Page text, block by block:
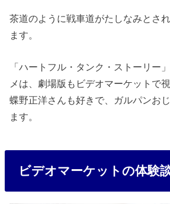
茶道のように戦車道がたしなみとさ
ます。
「ハートフル・タンク・ストーリー
メは、劇場版もビデオマーケットで
蝶野正洋さんも好きで、ガルパンお
ます。
ビデオマーケットの体験